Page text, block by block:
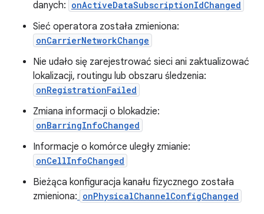
danych: onActiveDataSubscriptionIdChanged
Sieć operatora została zmieniona:
onCarrierNetworkChange
Nie udało się zarejestrować sieci ani zaktualizować
lokalizacji, routingu lub obszaru śledzenia:
onRegistrationFailed
Zmiana informacji o blokadzie:
onBarringInfoChanged
Informacje o komórce uległy zmianie:
onCellInfoChanged
Bieżąca konfiguracja kanału fizycznego została
zmieniona: onPhysicalChannelConfigChanged